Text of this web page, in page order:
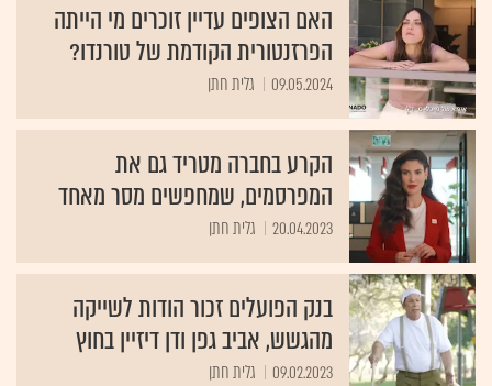
האם הצופים עדיין זוכרים מי הייתה
הפרזנטורית הקודמת של טורנדו?
09.05.2024 גלית חתן
הקרע בחברה מטריד גם את
המפרסמים, שמחפשים מסר מאחד
20.04.2023 גלית חתן
בנק הפועלים זכור הודות לשייקה
מהגשש, אביב גפן ודן דיזיין בחוץ
09.02.2023 גלית חתן